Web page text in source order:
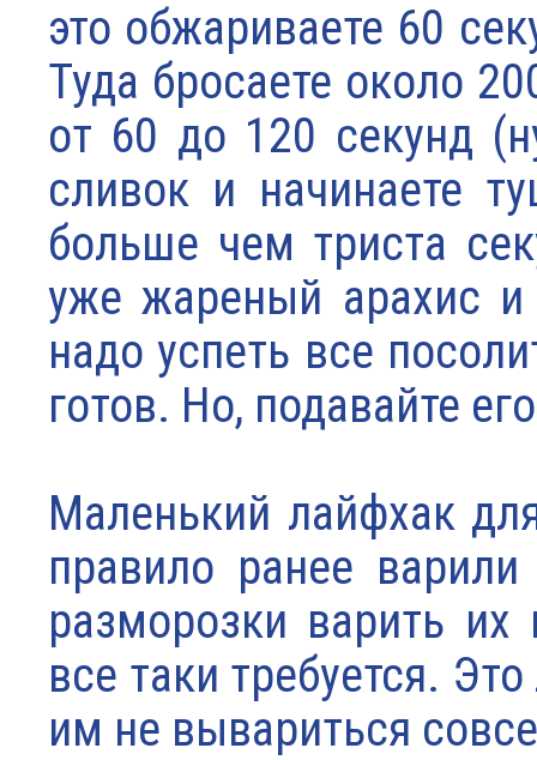
это обжариваете 60
Туда бросаете около
от 60 до 120 секунд
сливок и начинаете
больше чем триста
уже жареный арахис
надо успеть все
готов. Но, подавайте
Маленький лайфхак
правило ранее
разморозки варить их
все таки требуется.
им не вывариться